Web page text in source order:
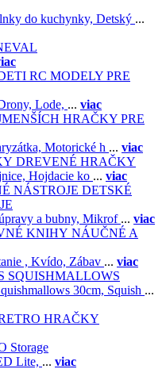
do kuchynky, Detský ...
RC MODELY PRE
Lode, ... viac
HRAČKY PRE
Motorické h ... viac
DREVENÉ HRAČKY
Hojdacie ko ... viac
DETSKÉ
a bubny, Mikrof ... viac
NÁUČNÉ A
, Kvído, Zábav ... viac
SQUISHMALLOWS
30cm, Squish ...
HRAČKY
Storage
Lite, ... viac